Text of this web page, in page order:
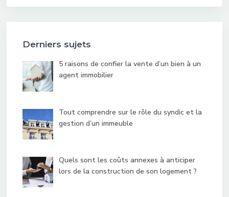
Derniers sujets
5 raisons de confier la vente d’un bien à un
agent immobilier
Tout comprendre sur le rôle du syndic et la
gestion d’un immeuble
Quels sont les coûts annexes à anticiper
lors de la construction de son logement ?